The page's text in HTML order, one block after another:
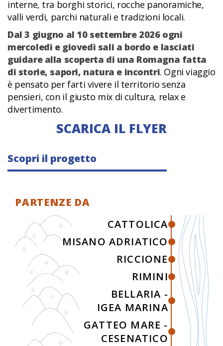
interne, tra borghi storici, rocche panoramiche,
valli verdi, parchi naturali e tradizioni locali.
Dal 3 giugno al 10 settembre 2026 ogni
mercoledì e giovedì sali a bordo e lasciati
guidare alla scoperta di una Romagna fatta
di storie, sapori, natura e incontri. Ogni viaggio
è pensato per farti vivere il territorio senza
pensieri, con il giusto mix di cultura, relax e
divertimento.
SCARICA IL FLYER
Scopri il progetto
PARTENZE DA
CATTOLICA
MISANO ADRIATICO
RICCIONE
RIMINI
BELLARIA -
IGEA MARINA
GATTEO MARE -
CESENATICO